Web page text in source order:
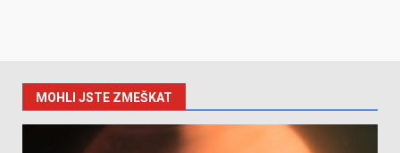
MOHLI JSTE ZMEŠKAT